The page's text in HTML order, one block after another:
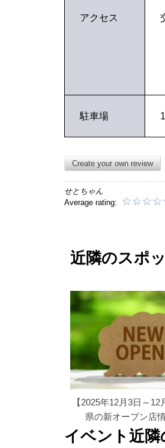
アクセス
駐車場
Create your own review
せとちゃん
Average rating:
近隣のスポ
【2025年12月3日～12
県の新オープン店
イベント近隣